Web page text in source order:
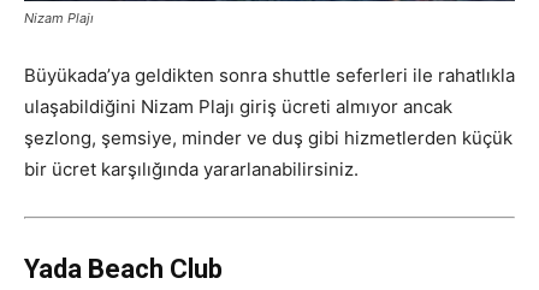
Nizam Plajı
Büyükada’ya geldikten sonra shuttle seferleri ile rahatlıkla
ulaşabildiğini Nizam Plajı giriş ücreti almıyor ancak
şezlong, şemsiye, minder ve duş gibi hizmetlerden küçük
bir ücret karşılığında yararlanabilirsiniz.
Yada Beach Club